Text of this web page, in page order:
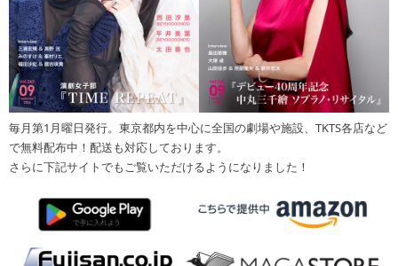
毎月第1月曜日発行。東京都内を中心に全国の劇場や施設、TKTS各店など
で無料配布中！配送も対応しております。
さらに下記サイトでもご覧いただけるようになりました！